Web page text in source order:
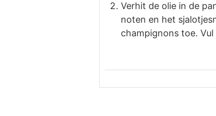
Verhit de olie in de
noten en het
champignons toe.